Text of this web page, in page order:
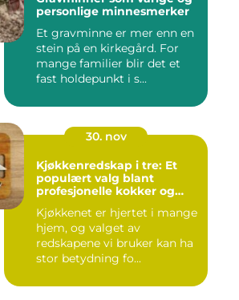
personlige minnesmerker
Et gravminne er mer enn en
stein på en kirkegård. For
mange familier blir det et
fast holdepunkt i s...
30. nov
Kjøkkenredskap i tre: Et
populært valg blant
profesjonelle kokker og
Kjøkkenet er hjertet i mange
hjem, og valget av
redskapene vi bruker kan ha
stor betydning fo...